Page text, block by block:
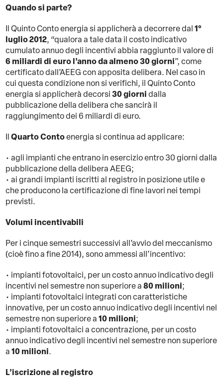
Quando si parte?
Il Quinto Conto energia si applicherà a decorrere dal1°
luglio 2012, “qualora a tale data il costo indicativo
cumulato annuo degli incentivi abbia raggiunto il valore di
6 miliardi di euro l’anno da almeno 30 giorni”, come
certificato dall’AEEG con apposita delibera. Nel caso in
cui questa condizione non si verifichi, il Quinto Conto
energia si applicherà decorsi30 giornidalla
pubblicazione della delibera che sancirà il
raggiungimento dei 6 miliardi di euro.
IlQuarto Contoenergia si continua ad applicare:
• agli impianti che entrano in esercizio entro 30 giorni dalla
pubblicazione della delibera AEEG;
• ai grandi impianti iscritti al registro in posizione utile e
che producono la certificazione di fine lavori nei tempi
previsti.
Volumi incentivabili
Per i cinque semestri successivi all’avvio del meccanismo
(cioè fino a fine 2014), sono ammessi all’incentivo:
• impianti fotovoltaici, per un costo annuo indicativo degli
incentivi nel semestre non superiore a80 milioni;
• impianti fotovoltaici integrati con caratteristiche
innovative, per un costo annuo indicativo degli incentivi nel
semestre non superiore a10 milioni;
• impianti fotovoltaici a concentrazione, per un costo
annuo indicativo degli incentivi nel semestre non superiore
a10 milioni.
L’iscrizione al registro